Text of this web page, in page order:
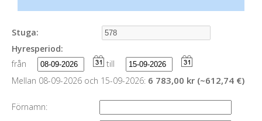
Stuga:
Hyresperiod:
från
till
Mellan 08-09-2026 och 15-09-2026: 6 783,00 kr (~612,74 €)
Förnamn: